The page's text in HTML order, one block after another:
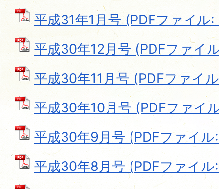
平成31年1月号 (PDFファイル:
平成30年12月号 (PDFファイ
平成30年11月号 (PDFファイ
平成30年10月号 (PDFファイ
平成30年9月号 (PDFファイル
平成30年8月号 (PDFファイル